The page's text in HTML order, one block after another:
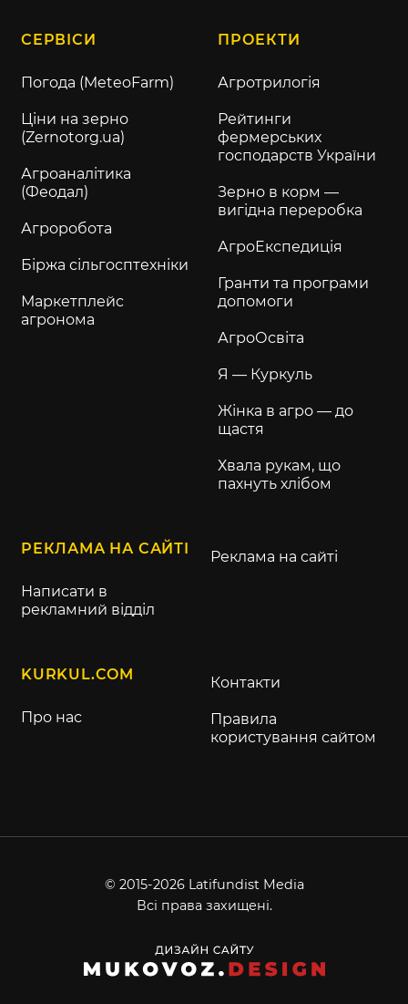
СЕРВІСИ
Погода (MeteoFarm)
Ціни на зерно
(Zernotorg.ua)
Агроаналітика
(Феодал)
Агроробота
Біржа сільгосптехніки
Маркетплейс
агронома
ПРОЕКТИ
Агротрилогія
Рейтинги
фермерських
господарств України
Зерно в корм —
вигідна переробка
АгроЕкспедиція
Гранти та програми
допомоги
АгроОсвіта
Я — Куркуль
Жінка в агро — до
щастя
Хвала рукам, що
пахнуть хлібом
РЕКЛАМА НА САЙТІ
Написати в
рекламний відділ
Реклама на сайті
KURKUL.COM
Про нас
Контакти
Правила
користування сайтом
© 2015-2026 Latifundist Media
Всі права захищені.